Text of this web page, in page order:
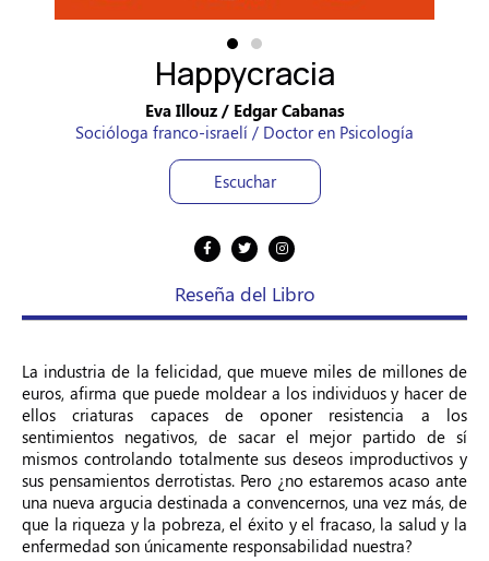
Happycracia
Eva Illouz / Edgar Cabanas
Socióloga franco-israelí / Doctor en Psicología
Escuchar
Reseña del Libro
La industria de la felicidad, que mueve miles de millones de
euros, afirma que puede moldear a los individuos y hacer de
ellos criaturas capaces de oponer resistencia a los
sentimientos negativos, de sacar el mejor partido de sí
mismos controlando totalmente sus deseos improductivos y
sus pensamientos derrotistas. Pero ¿no estaremos acaso ante
una nueva argucia destinada a convencernos, una vez más, de
que la riqueza y la pobreza, el éxito y el fracaso, la salud y la
enfermedad son únicamente responsabilidad nuestra?